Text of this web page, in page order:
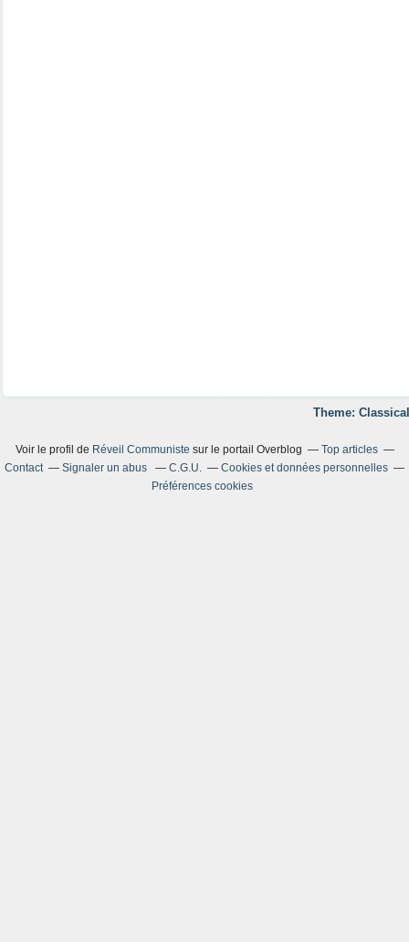
Theme:
Voir le profil de Réveil Communiste sur le portail Overblog
Top articles
Contact
Signaler un abus C.G.U.
Cookies et données personnelles
Préférences cookies